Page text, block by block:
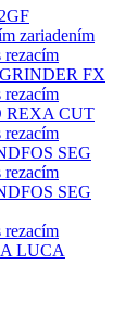
zariadením
rezacím
FX
rezacím
REXA CUT
rezacím
SEG
rezacím
SEG
rezacím
LUCA